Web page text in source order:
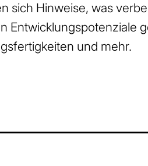
sich Hinweise, was
Entwicklungspotenziale
und mehr.